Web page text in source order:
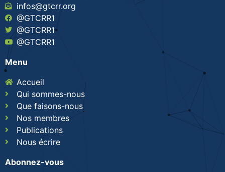
infos@gtcrr.org
@GTCRR1
@GTCRR1
@GTCRR1
Menu
Accueil
Qui sommes-nous
Que faisons-nous
Nos membres
Publications
Nous écrire
Abonnez-vous